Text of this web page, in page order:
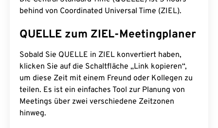
behind von Coordinated Universal Time (ZIEL).
QUELLE zum ZIEL-Meetingplaner
Sobald Sie QUELLE in ZIEL konvertiert haben,
klicken Sie auf die Schaltfläche „Link kopieren“,
um diese Zeit mit einem Freund oder Kollegen zu
teilen. Es ist ein einfaches Tool zur Planung von
Meetings über zwei verschiedene Zeitzonen
hinweg.